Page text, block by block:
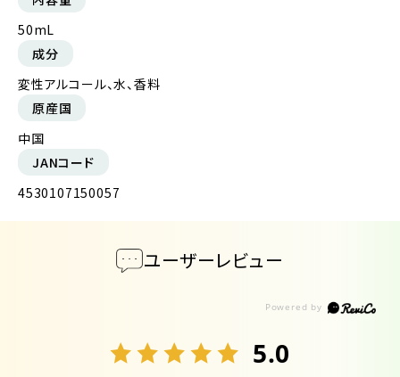
50mL
成分
変性アルコール、水、香料
原産国
中国
JANコード
4530107150057
ユーザーレビュー
5.0